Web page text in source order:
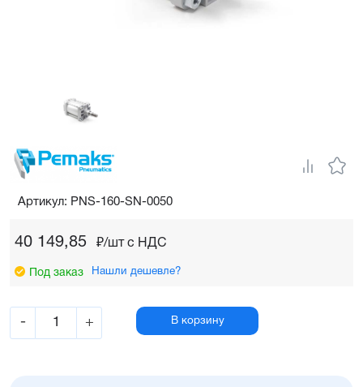
40 149,85 ₽/шт c НДС
Под заказ Нашли дешевле?
- + В корзину
Артикул: PNS-160-SN-0050